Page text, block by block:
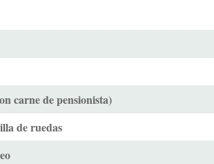
carne de pensionista)
de ruedas